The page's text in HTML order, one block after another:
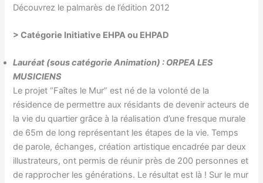
Découvrez le palmarès de l’édition 2012
> Catégorie Initiative EHPA ou EHPAD
Lauréat (sous catégorie Animation) : ORPEA LES
MUSICIENS
Le projet “Faîtes le Mur” est né de la volonté de la
résidence de permettre aux résidants de devenir acteurs de
la vie du quartier grâce à la réalisation d’une fresque murale
de 65m de long représentant les étapes de la vie. Temps
de parole, échanges, création artistique encadrée par deux
illustrateurs, ont permis de réunir près de 200 personnes et
de rapprocher les générations. Le résultat est là ! Sur le mur